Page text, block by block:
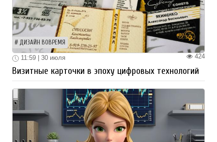
ДИЗАЙН ВОВРЕМЯ
424
11:59 | 30 июля
Визитные карточки в эпоху цифровых технологий